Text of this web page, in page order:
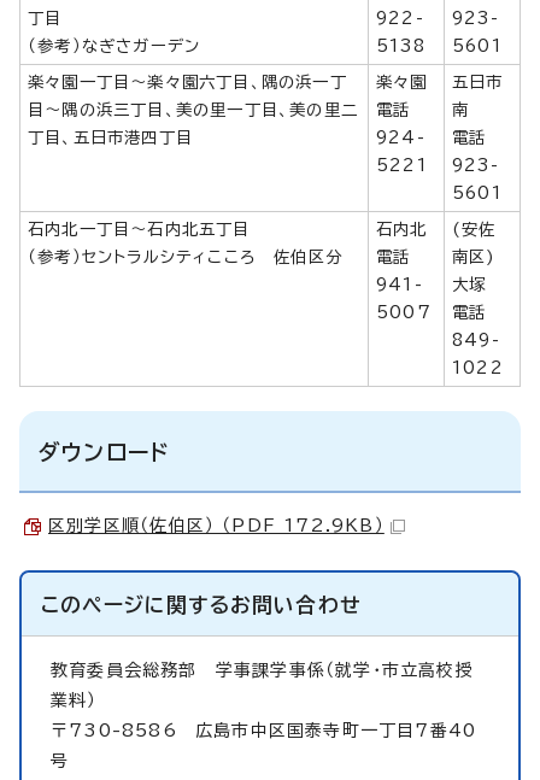
丁目
（参考）なぎさガーデン
922-
5138
923-
5601
楽々園一丁目～楽々園六丁目、隅の浜一丁
目～隅の浜三丁目、美の里一丁目、美の里二
丁目、五日市港四丁目
楽々園
電話
924-
5221
五日市
南
電話
923-
5601
石内北一丁目～石内北五丁目
（参考）セントラルシティこころ 佐伯区分
石内北
電話
941-
5007
(安佐
南区)
大塚
電話
849-
1022
ダウンロード
区別学区順（佐伯区） （PDF 172.9KB）
このページに関するお問い合わせ
教育委員会総務部 学事課学事係（就学・市立高校授
業料）
〒730-8586 広島市中区国泰寺町一丁目7番40
号